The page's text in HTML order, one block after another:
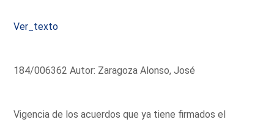
Ver_texto
184/006362 Autor: Zaragoza Alonso, José
Vigencia de los acuerdos que ya tiene firmados el